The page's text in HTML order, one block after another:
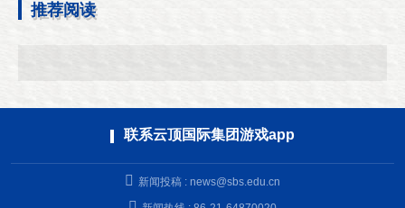
推荐阅读
联系云顶国际集团游戏app
新闻投稿 : news@sbs.edu.cn